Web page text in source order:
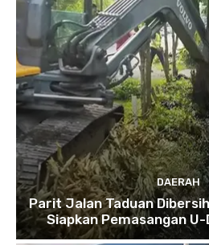
DAERAH
Parit Jalan Taduan
Siapkan Pemasangan